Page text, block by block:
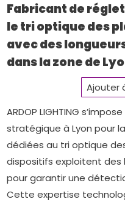
Fabricant de
le tri optique des
avec des
dans la zone de
Ajouter
ARDOP LIGHTING
stratégique à Lyon pour
dédiées au tri optique
dispositifs exploitent des
pour garantir une
Cette expertise